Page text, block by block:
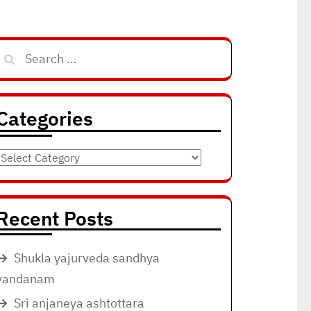
Search
for:
Posts
Shukla yajurveda sandhya
Sri anjaneya ashtottara